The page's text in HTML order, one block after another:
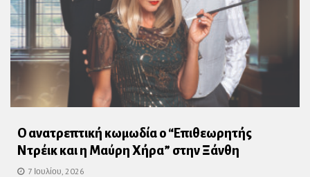
Ο ανατρεπτική κωμωδία ο “Επιθεωρητής
Ντρέικ και η Μαύρη Χήρα” στην Ξάνθη
7 Ιουλίου, 2026